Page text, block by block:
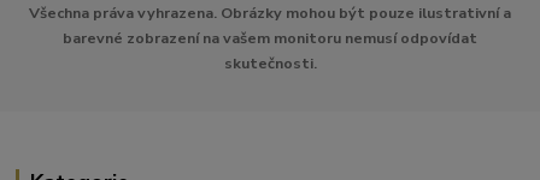
Všechna práva vyhrazena. Obrázky mohou být pouze ilustrativní a
barevné zobrazení na vašem monitoru nemusí odpovídat
skutečnosti.